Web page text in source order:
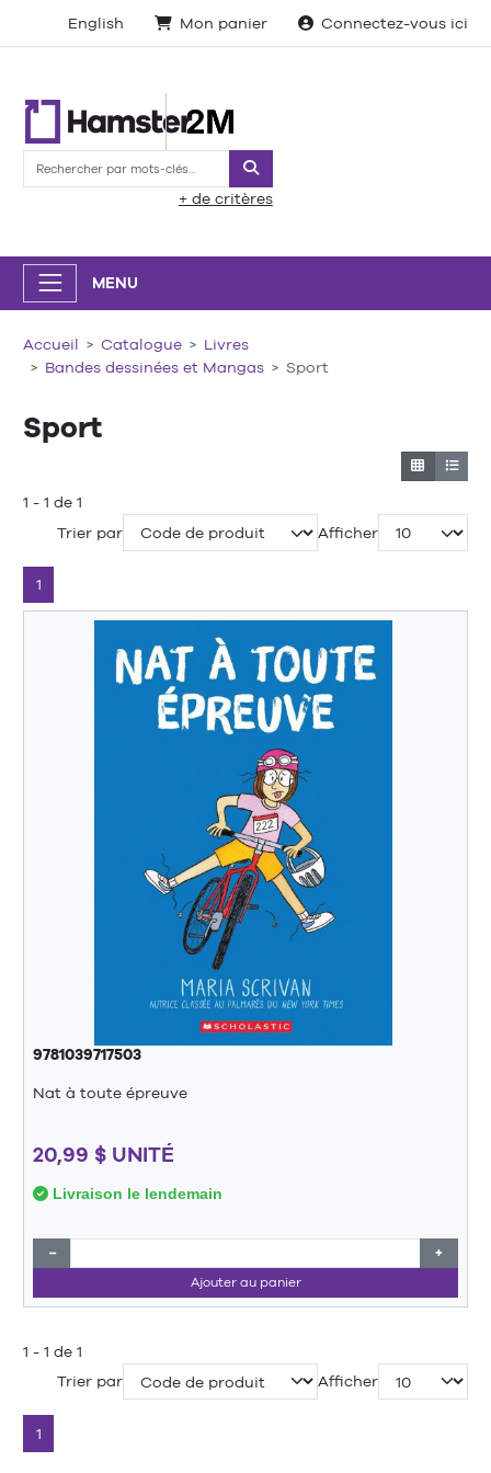
English Mon panier Connectez-vous ici
Rechercher
+ de critères
MENU
Accueil Catalogue
Livres
Bandes dessinées et Mangas
Sport
Sport
1 - 1 de 1
Trier par
Afficher
1
9781039717503
Nat à toute épreuve
20,99 $ UNITÉ
Livraison le lendemain
− +
Ajouter au panier
1 - 1 de 1
Trier par
Afficher
1